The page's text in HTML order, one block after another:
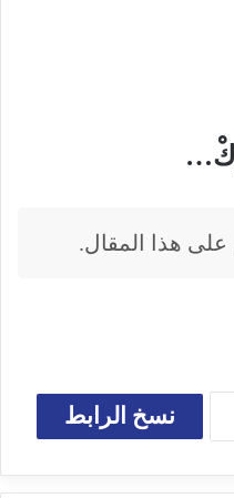
على هذا المقال.
نسخ الرابط